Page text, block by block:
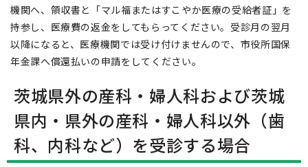
機関へ、領収書と「マル福またはすこやか医療の受給者証」を
持参し、医療費の返金をしてもらってください。受診月の翌月
以降になると、医療機関では受け付けませんので、市役所国保
年金課へ償還払いの申請をしてください。
茨城県外の産科・婦人科および茨城
県内・県外の産科・婦人科以外（歯
科、内科など）を受診する場合